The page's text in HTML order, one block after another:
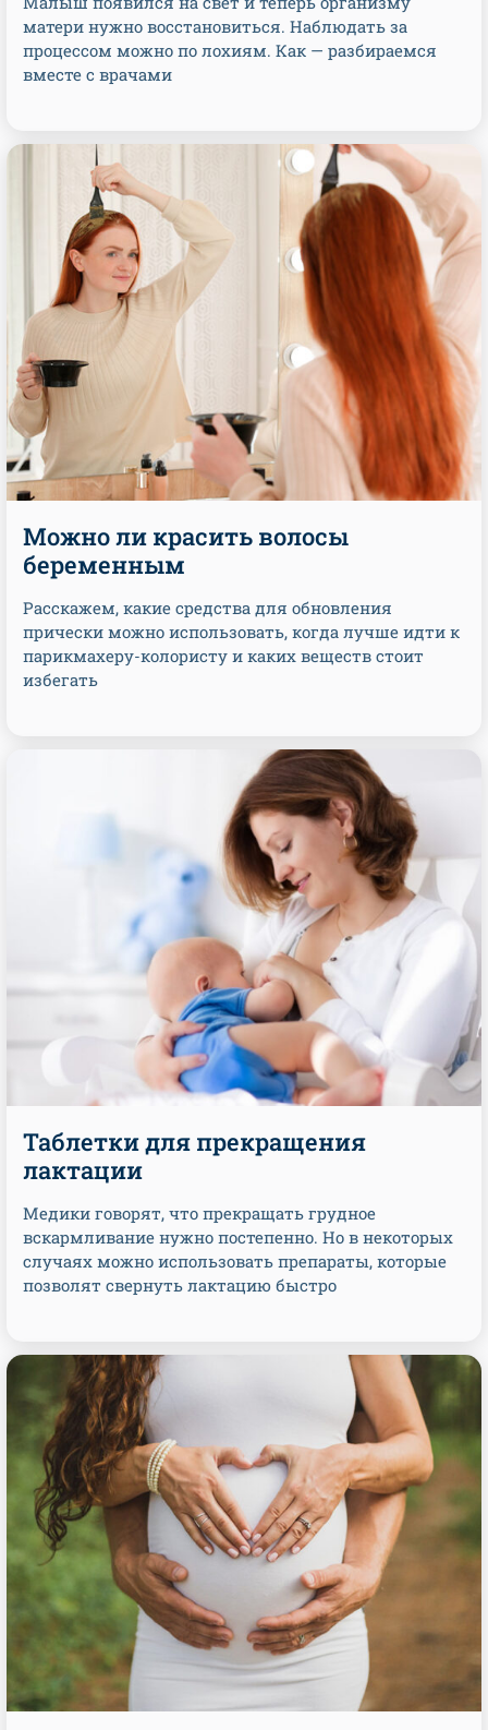
матери нужно восстановиться. Наблюдать за
процессом можно по лохиям. Как — разбираемся
вместе с врачами
Можно ли красить волосы
беременным
Расскажем, какие средства для обновления
прически можно использовать, когда лучше идти к
парикмахеру-колористу и каких веществ стоит
избегать
Таблетки для прекращения
лактации
Медики говорят, что прекращать грудное
вскармливание нужно постепенно. Но в некоторых
случаях можно использовать препараты, которые
позволят свернуть лактацию быстро